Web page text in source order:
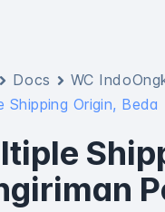
Docs
WC
Shipping Origin,